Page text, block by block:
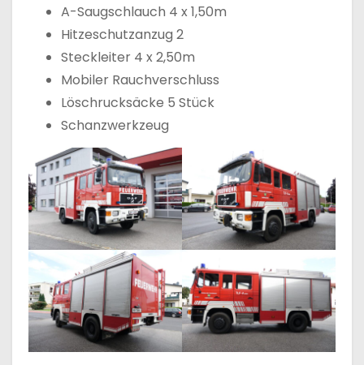
A-Saugschlauch 4 x 1,50m
Hitzeschutzanzug 2
Steckleiter 4 x 2,50m
Mobiler Rauchverschluss
Löschrucksäcke 5 Stück
Schanzwerkzeug